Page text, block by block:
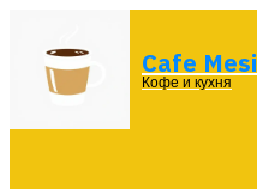
Menu Cafe Mesi
Кофе и кухня